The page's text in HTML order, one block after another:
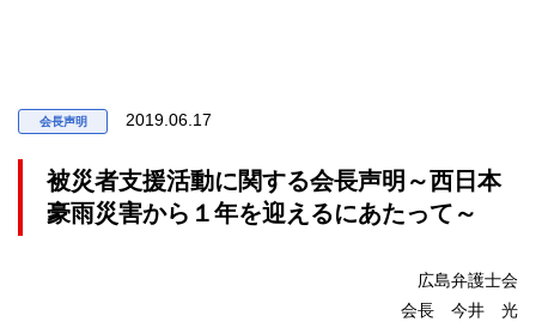
会長声明 2019.06.17
被災者支援活動に関する会長声明～西日本
豪雨災害から１年を迎えるにあたって～
広島弁護士会
会長 今井 光